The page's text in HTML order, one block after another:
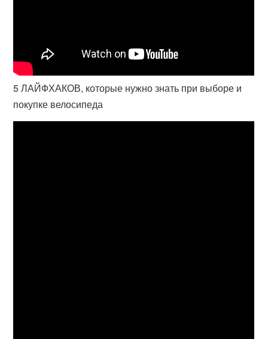
5 ЛАЙФХАКОВ, которые нужно знать при выборе и
покупке велосипеда